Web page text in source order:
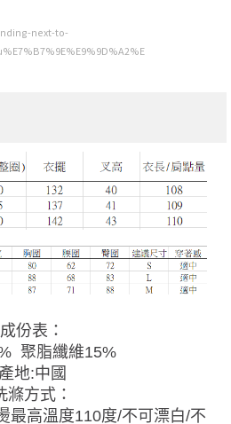
next-to-
成份表：
聚脂纖維15%
產地:中國
滌方式：
最高溫度110度/不可漂白/不